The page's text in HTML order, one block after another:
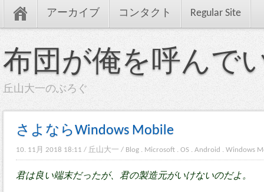
アーカイブ コンタクト Regular Site
布団が俺を呼んで
丘山大一のぶろぐ
さよならWindows Mobile
10. 11月 2018 18:11 / 丘山大一 / Blog . Microsoft . OS . Android . Windows
君は良い端末だったが、君の製造元がいけないのだよ。